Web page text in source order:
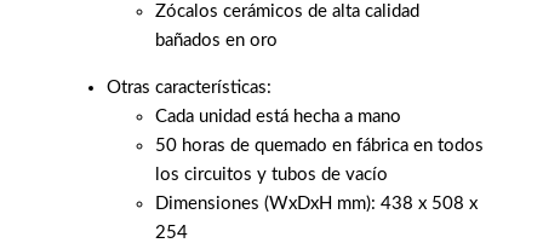
Zócalos cerámicos de alta calidad
bañados en oro
Otras características:
Cada unidad está hecha a mano
50 horas de quemado en fábrica en todos
los circuitos y tubos de vacío
Dimensiones (WxDxH mm): 438 x 508 x
254